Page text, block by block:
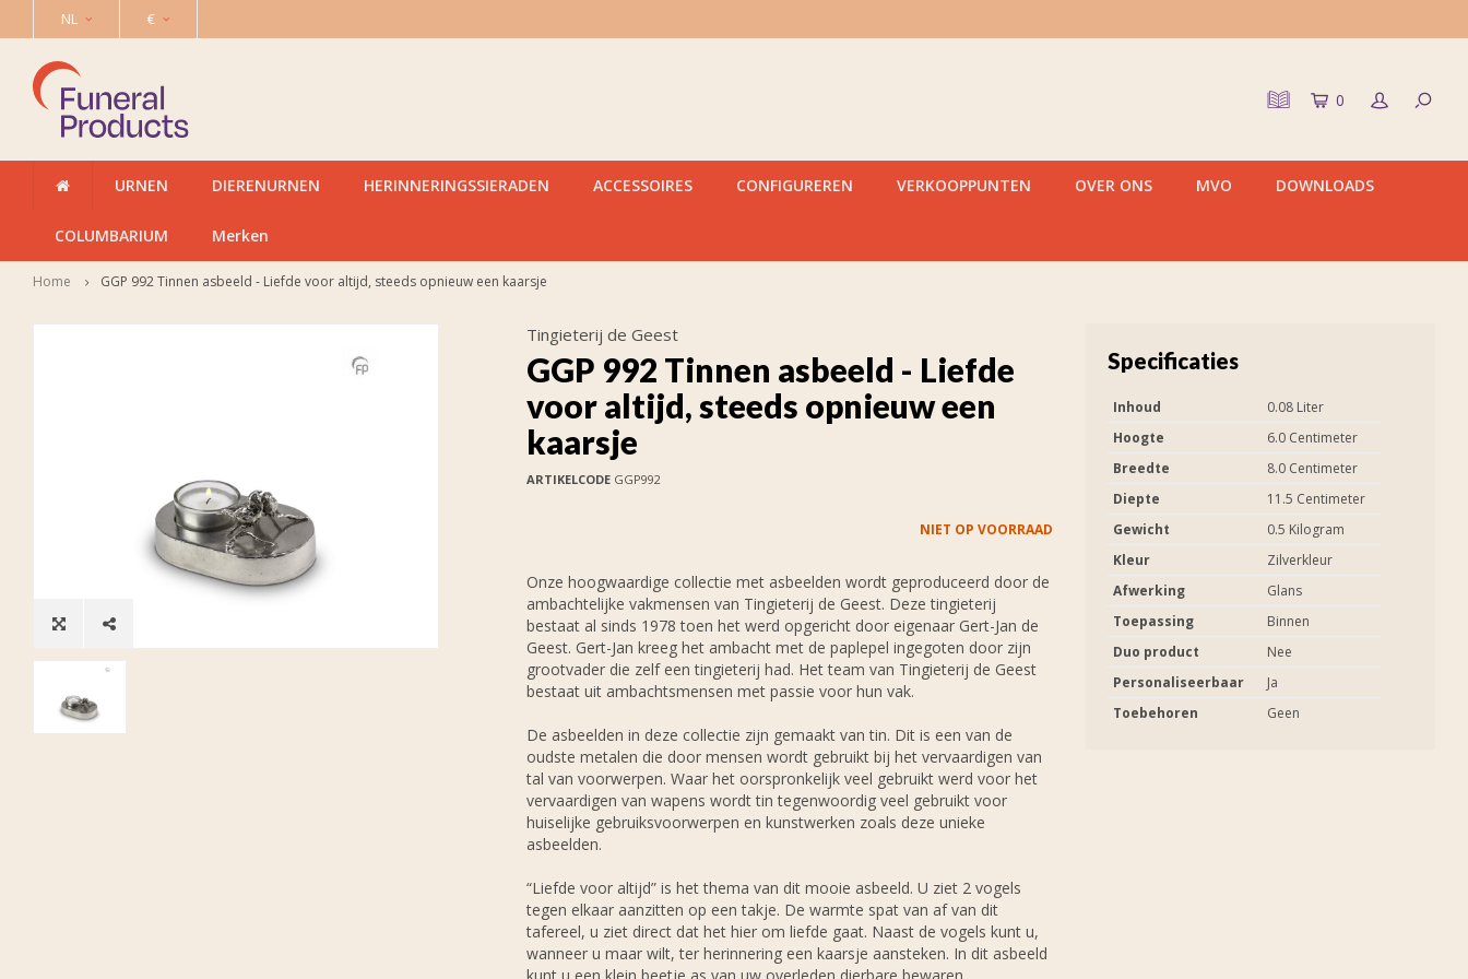
NL €
0
URNEN DIERENURNEN HERINNERINGSSIERADEN ACCESSOIRES CONFIGUREREN VERKOOPPUNTEN OVER ONS MVO DOWNLOADS
COLUMBARIUM Merken
Home GGP 992 Tinnen asbeeld - Liefde voor altijd, steeds opnieuw een kaarsje
Tingieterij de Geest
GGP 992 Tinnen asbeeld - Liefde
voor altijd, steeds opnieuw een
kaarsje
ARTIKELCODEGGP992
NIET OP VOORRAAD
Onze hoogwaardige collectie met asbeelden wordt geproduceerd door de
ambachtelijke vakmensen van Tingieterij de Geest. Deze tingieterij
bestaat al sinds 1978 toen het werd opgericht door eigenaar Gert-Jan de
Geest. Gert-Jan kreeg het ambacht met de paplepel ingegoten door zijn
grootvader die zelf een tingieterij had. Het team van Tingieterij de Geest
bestaat uit ambachtsmensen met passie voor hun vak.
De asbeelden in deze collectie zijn gemaakt van tin. Dit is een van de
oudste metalen die door mensen wordt gebruikt bij het vervaardigen van
tal van voorwerpen. Waar het oorspronkelijk veel gebruikt werd voor het
vervaardigen van wapens wordt tin tegenwoordig veel gebruikt voor
huiselijke gebruiksvoorwerpen en kunstwerken zoals deze unieke
asbeelden.
“Liefde voor altijd” is het thema van dit mooie asbeeld. U ziet 2 vogels
tegen elkaar aanzitten op een takje. De warmte spat van af van dit
tafereel, u ziet direct dat het hier om liefde gaat. Naast de vogels kunt u,
wanneer u maar wilt, ter herinnering een kaarsje aansteken. In dit asbeeld
Specificaties
Inhoud
0.08 Liter
Hoogte
6.0 Centimeter
Breedte
8.0 Centimeter
Diepte
11.5 Centimeter
Gewicht
0.5 Kilogram
Kleur
Zilverkleur
Afwerking
Glans
Toepassing
Binnen
Duo product
Nee
Personaliseerbaar
Ja
Toebehoren
Geen